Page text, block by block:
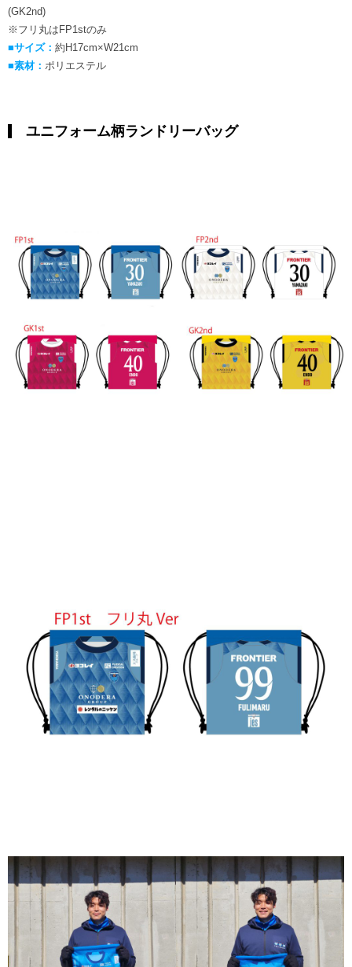
(GK2nd)
※フリ丸はFP1stのみ
■サイズ： 約H17cm×W21cm
■素材： ポリエステル
ユニフォーム柄ランドリーバッグ